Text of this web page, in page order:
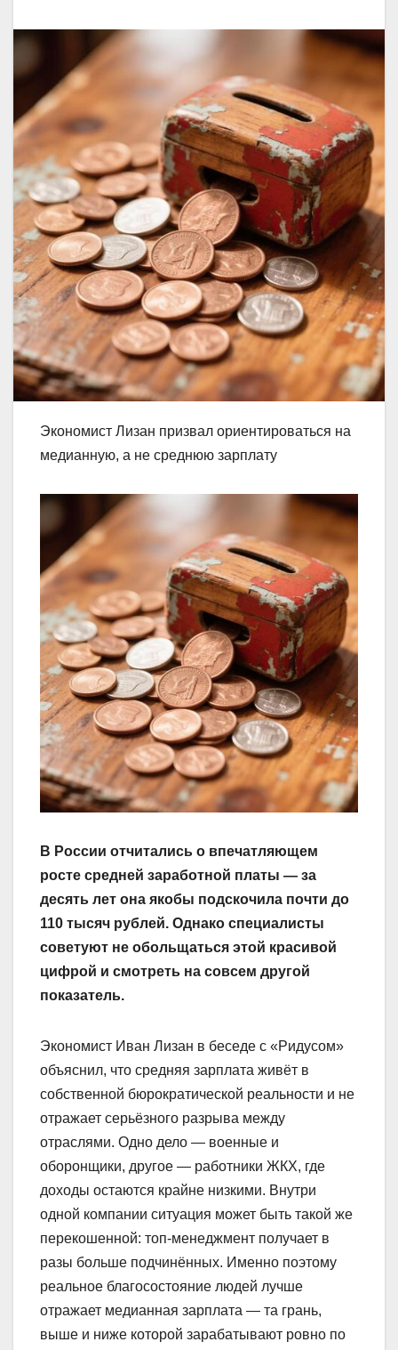
Экономист Лизан призвал ориентироваться на
медианную, а не среднюю зарплату
В России отчитались о впечатляющем
росте средней заработной платы — за
десять лет она якобы подскочила почти до
110 тысяч рублей. Однако специалисты
советуют не обольщаться этой красивой
цифрой и смотреть на совсем другой
показатель.
Экономист Иван Лизан в беседе с «Ридусом»
объяснил, что средняя зарплата живёт в
собственной бюрократической реальности и не
отражает серьёзного разрыва между
отраслями. Одно дело — военные и
оборонщики, другое — работники ЖКХ, где
доходы остаются крайне низкими. Внутри
одной компании ситуация может быть такой же
перекошенной: топ-менеджмент получает в
разы больше подчинённых. Именно поэтому
реальное благосостояние людей лучше
отражает медианная зарплата — та грань,
выше и ниже которой зарабатывают ровно по